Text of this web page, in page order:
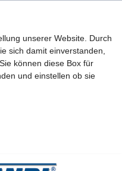
unserer Website. Durch
sich damit einverstanden,
Sie können diese Box für
und einstellen ob sie